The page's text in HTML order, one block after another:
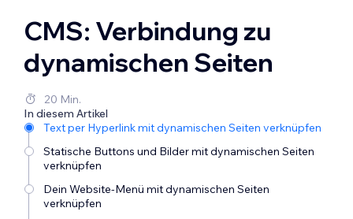
CMS: Verbindung zu
dynamischen Seiten
20 Min.
In diesem Artikel
Text per Hyperlink mit dynamischen Seiten verknüpfen
Statische Buttons und Bilder mit dynamischen Seiten
verknüpfen
Dein Website-Menü mit dynamischen Seiten
verknüpfen